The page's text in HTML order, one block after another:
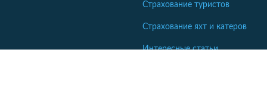
Страхование туристов
Страхование яхт и катеров
Интересные статьи